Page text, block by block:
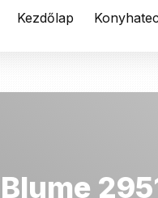
Kezdőlap
Blume